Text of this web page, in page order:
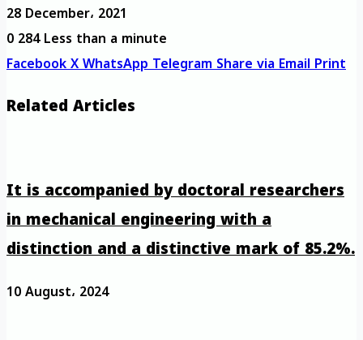
28 December، 2021
0284Less than a minute
FacebookXWhatsAppTelegramShare via EmailPrint
Related Articles
It is accompanied by doctoral researchers
in mechanical engineering with a
distinction and a distinctive mark of 85.2%.
10 August، 2024